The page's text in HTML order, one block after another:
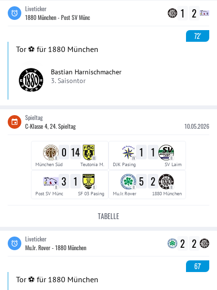
Liveticker
1880 München - Post SV Münc
1 2
72'
Tor ⚽️ für 1880 München
Bastian Harnischmacher
3. Saisontor
Spieltag
C-Klasse 4, 24. Spieltag
10.05.2026
II 0 14 III
München Süd Teutonia M.
IV 1 1 II
DJK Pasing SV Laim
II 3 1 II
Post SV Münc SF 03 Pasing
II 5 2 II
Mu.Ir. Rover 1880 München
TABELLE
Liveticker
Mu.Ir. Rover - 1880 München
2 2
67'
Tor ⚽️ für 1880 München